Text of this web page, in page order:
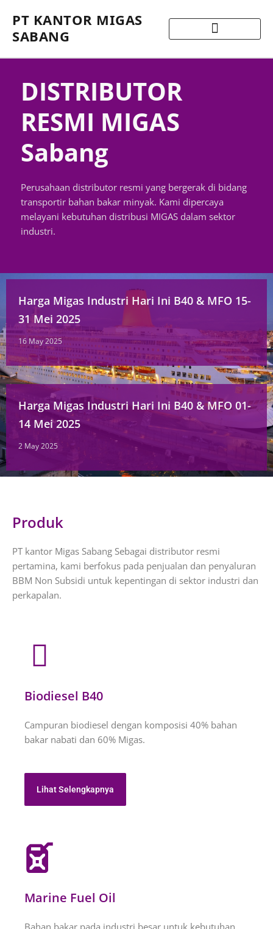
PT KANTOR MIGAS
SABANG
DISTRIBUTOR
RESMI MIGAS
Sabang
Perusahaan distributor resmi yang bergerak di bidang
transportir bahan bakar minyak. Kami dipercaya
melayani kebutuhan distribusi MIGAS dalam sektor
industri.
Harga Migas Industri Hari Ini B40 & MFO 15-
31 Mei 2025
16 May 2025
Harga Migas Industri Hari Ini B40 & MFO 01-
14 Mei 2025
2 May 2025
Produk
PT kantor Migas Sabang Sebagai distributor resmi
pertamina, kami berfokus pada penjualan dan penyaluran
BBM Non Subsidi untuk kepentingan di sektor industri dan
perkapalan.
Biodiesel B40
Campuran biodiesel dengan komposisi 40% bahan
bakar nabati dan 60% Migas.
Lihat Selengkapnya
Marine Fuel Oil
Bahan bakar pada industri besar untuk kebutuhan